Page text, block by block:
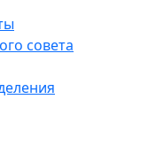
совета